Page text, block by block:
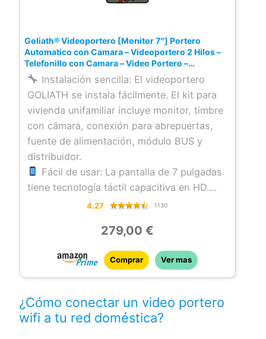
Goliath® Videoportero [Monitor 7″] Portero
Automatico con Camara – Videoportero 2 Hilos –
Telefonillo con Camara – Video Portero –
Resistente al Clima y vandalismo – Empotrada
Instalación sencilla: El videoportero
GOLIATH se instala fácilmente. El kit para
vivienda unifamiliar incluye monitor, timbre
con cámara, conexión para abrepuertas,
fuente de alimentación, módulo BUS y
distribuidor.
Fácil de usar: La pantalla de 7 pulgadas
tiene tecnología táctil capacitiva en HD.
Gracias a la conexión Wi-Fi, puedes
La ranura para tarjeta MicroSD (hasta 64
GB) permite guardar fotos y vídeos.
Ampliable y versátil: El sistema se puede
ampliar con estaciones interiores o timbres
exteriores adicionales. También es
compatible con pulsadores de timbre
externos y campanas adicionales.
4.27 1130
279,00 €
Comprar Ver mas
¿Cómo conectar un video portero
wifi a tu red doméstica?